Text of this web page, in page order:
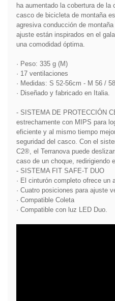
ha aumentado la cobertura de
casco de bicicleta de montaña
agresiva conducción de
ajuste están inspirados en el
una comodidad óptima.
· Peso: 335 g (M)
· 17 ventilaciones
· Medidas: S 52-56cm - M 56 /
· Diseñado y fabricado en Italia.
- SISTEMA DE PROTECCIÓN
estrechamente con MIPS para
eficiente y al mismo tiempo
seguridad del casco. Con el
C2®, el Terranova puede
caso de un choque, redirigiendo
- SISTEMA FIT SAFE-T DUO
· El cinturón completo ofrece un
· Cuatro posiciones para ajuste
· Compatible Coleta
· Compatible con luz LED Duo.